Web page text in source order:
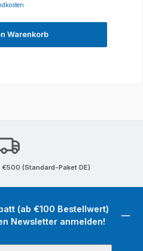
Warenkorb
(Standard-Paket DE)
(ab €100 Bestellwert)
Newsletter anmelden!